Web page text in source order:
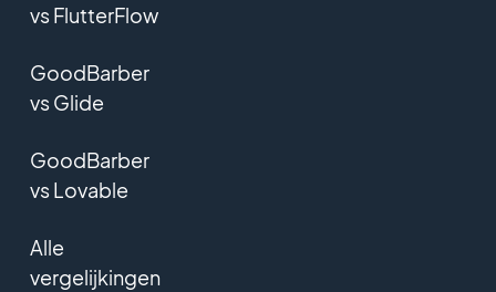
vs FlutterFlow
GoodBarber
vs Glide
GoodBarber
vs Lovable
Alle
vergelijkingen